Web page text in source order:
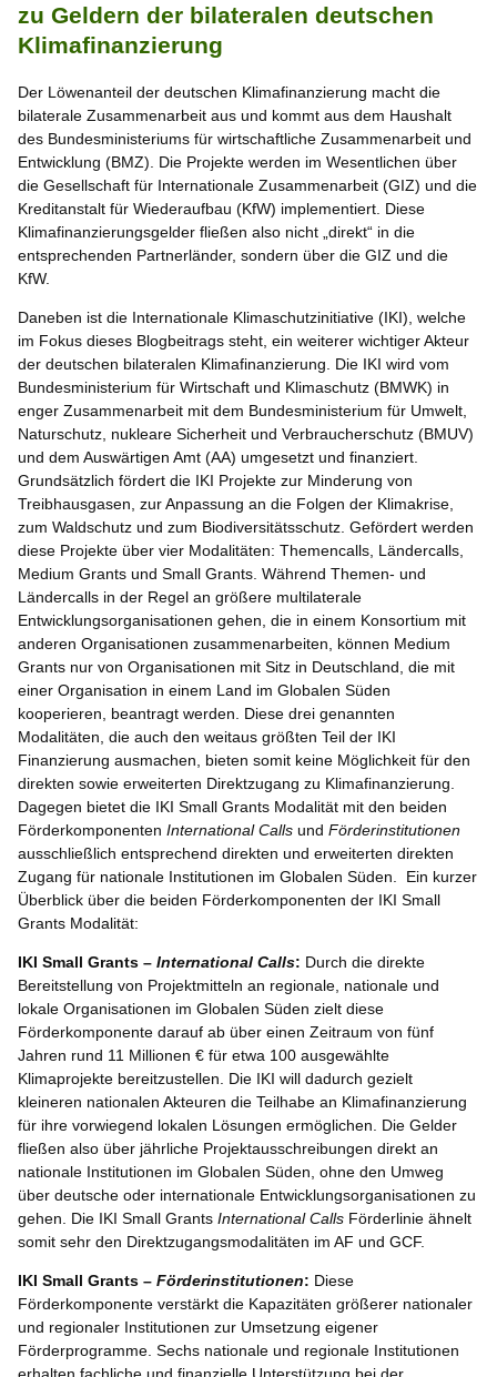
zu Geldern der bilateralen deutschen
Klimafinanzierung
Der Löwenanteil der deutschen Klimafinanzierung macht die
bilaterale Zusammenarbeit aus und kommt aus dem Haushalt
des Bundesministeriums für wirtschaftliche Zusammenarbeit und
Entwicklung (BMZ). Die Projekte werden im Wesentlichen über
die Gesellschaft für Internationale Zusammenarbeit (GIZ) und die
Kreditanstalt für Wiederaufbau (KfW) implementiert. Diese
Klimafinanzierungsgelder fließen also nicht „direkt“ in die
entsprechenden Partnerländer, sondern über die GIZ und die
KfW.
Daneben ist die Internationale Klimaschutzinitiative (IKI), welche
im Fokus dieses Blogbeitrags steht, ein weiterer wichtiger Akteur
der deutschen bilateralen Klimafinanzierung. Die IKI wird vom
Bundesministerium für Wirtschaft und Klimaschutz (BMWK) in
enger Zusammenarbeit mit dem Bundesministerium für Umwelt,
Naturschutz, nukleare Sicherheit und Verbraucherschutz (BMUV)
und dem Auswärtigen Amt (AA) umgesetzt und finanziert.
Grundsätzlich fördert die IKI Projekte zur Minderung von
Treibhausgasen, zur Anpassung an die Folgen der Klimakrise,
zum Waldschutz und zum Biodiversitätsschutz. Gefördert werden
diese Projekte über vier Modalitäten: Themencalls, Ländercalls,
Medium Grants und Small Grants. Während Themen- und
Ländercalls in der Regel an größere multilaterale
Entwicklungsorganisationen gehen, die in einem Konsortium mit
anderen Organisationen zusammenarbeiten, können Medium
Grants nur von Organisationen mit Sitz in Deutschland, die mit
einer Organisation in einem Land im Globalen Süden
kooperieren, beantragt werden. Diese drei genannten
Modalitäten, die auch den weitaus größten Teil der IKI
Finanzierung ausmachen, bieten somit keine Möglichkeit für den
direkten sowie erweiterten Direktzugang zu Klimafinanzierung.
Dagegen bietet die IKI Small Grants Modalität mit den beiden
Förderkomponenten International Calls und Förderinstitutionen
ausschließlich entsprechend direkten und erweiterten direkten
Zugang für nationale Institutionen im Globalen Süden. Ein kurzer
Überblick über die beiden Förderkomponenten der IKI Small
Grants Modalität:
IKI Small Grants – International Calls: Durch die direkte
Bereitstellung von Projektmitteln an regionale, nationale und
lokale Organisationen im Globalen Süden zielt diese
Förderkomponente darauf ab über einen Zeitraum von fünf
Jahren rund 11 Millionen € für etwa 100 ausgewählte
Klimaprojekte bereitzustellen. Die IKI will dadurch gezielt
kleineren nationalen Akteuren die Teilhabe an Klimafinanzierung
für ihre vorwiegend lokalen Lösungen ermöglichen. Die Gelder
fließen also über jährliche Projektausschreibungen direkt an
nationale Institutionen im Globalen Süden, ohne den Umweg
über deutsche oder internationale Entwicklungsorganisationen zu
gehen. Die IKI Small Grants International Calls Förderlinie ähnelt
somit sehr den Direktzugangsmodalitäten im AF und GCF.
IKI Small Grants – Förderinstitutionen: Diese
Förderkomponente verstärkt die Kapazitäten größerer nationaler
und regionaler Institutionen zur Umsetzung eigener
Förderprogramme. Sechs nationale und regionale Institutionen